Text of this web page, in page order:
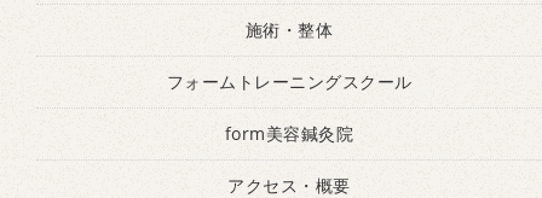
施術・整体
フォームトレーニングスクール
form美容鍼灸院
アクセス・概要